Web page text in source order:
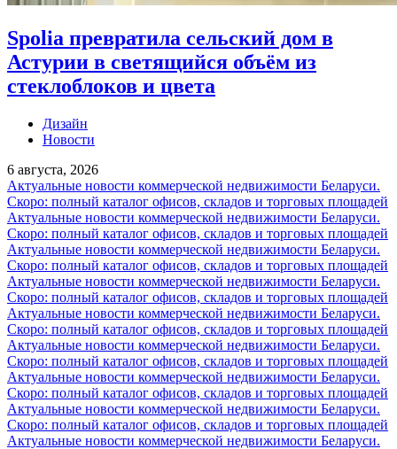
Spolia превратила сельский дом в
Астурии в светящийся объём из
стеклоблоков и цвета
Дизайн
Новости
6 августа, 2026
Актуальные новости коммерческой недвижимости Беларуси.
Скоро: полный каталог офисов, складов и торговых площадей
Актуальные новости коммерческой недвижимости Беларуси.
Скоро: полный каталог офисов, складов и торговых площадей
Актуальные новости коммерческой недвижимости Беларуси.
Скоро: полный каталог офисов, складов и торговых площадей
Актуальные новости коммерческой недвижимости Беларуси.
Скоро: полный каталог офисов, складов и торговых площадей
Актуальные новости коммерческой недвижимости Беларуси.
Скоро: полный каталог офисов, складов и торговых площадей
Актуальные новости коммерческой недвижимости Беларуси.
Скоро: полный каталог офисов, складов и торговых площадей
Актуальные новости коммерческой недвижимости Беларуси.
Скоро: полный каталог офисов, складов и торговых площадей
Актуальные новости коммерческой недвижимости Беларуси.
Скоро: полный каталог офисов, складов и торговых площадей
Актуальные новости коммерческой недвижимости Беларуси.